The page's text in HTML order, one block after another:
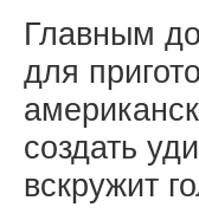
Главным
для
создать
вскружит